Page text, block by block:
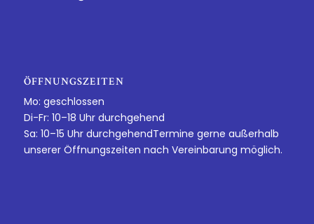
ÖFFNUNGSZEITEN
Mo: geschlossen
Di-Fr: 10–18 Uhr durchgehend
Sa: 10–15 Uhr durchgehendTermine gerne außerhalb
unserer Öffnungszeiten nach Vereinbarung möglich.